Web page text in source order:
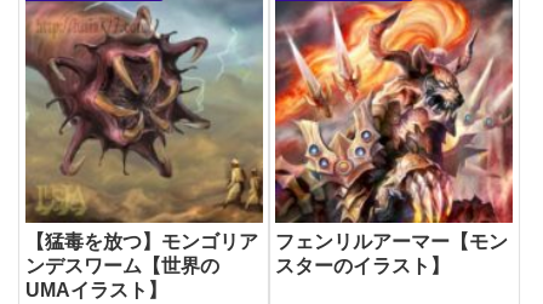
【猛毒を放つ】モンゴリア
ンデスワーム【世界の
UMAイラスト】
フェンリルアーマー【モン
スターのイラスト】